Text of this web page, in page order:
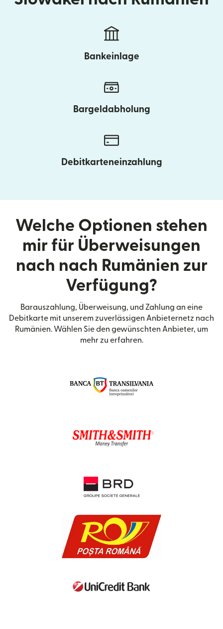
Bankeinlage
Bargeldabholung
Debitkarteneinzahlung
Welche Optionen stehen
mir für Überweisungen
nach nach Rumänien zur
Verfügung?
Barauszahlung, Überweisung, und Zahlung an eine
Debitkarte mit unserem zuverlässigen Anbieternetz nach
Rumänien. Wählen Sie den gewünschten Anbieter, um
mehr zu erfahren.